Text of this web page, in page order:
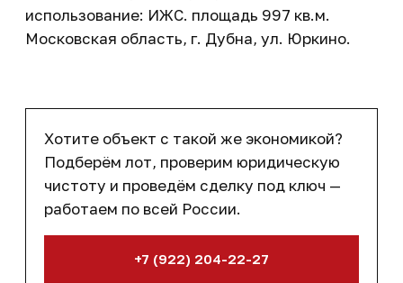
использование: ИЖС. площадь 997 кв.м.
Московская область, г. Дубна, ул. Юркино.
Хотите объект с такой же экономикой?
Подберём лот, проверим юридическую
чистоту и проведём сделку под ключ —
работаем по всей России.
+7 (922) 204-22-27